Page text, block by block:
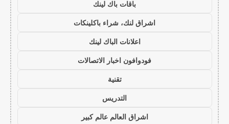
باقات باك لينك
اشراق لنك، شراء باكلينكات
اعلانات الباك لينك
فودوافون اخبار الاتصالات
تقنية
التدريس
اشراق العالم عالم كبير